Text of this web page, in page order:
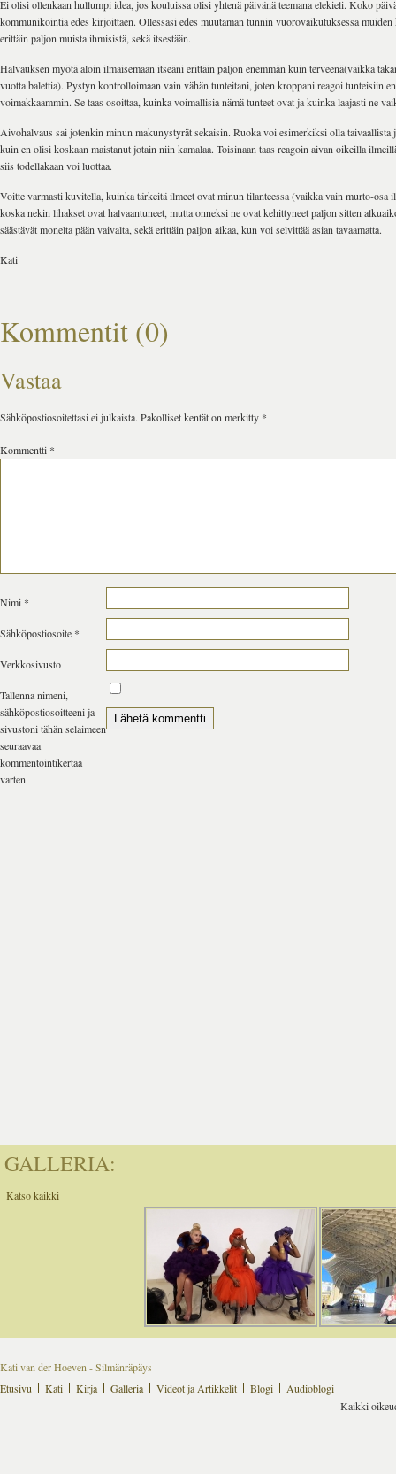
Ei olisi ollenkaan hullumpi idea, jos kouluissa olisi yhtenä päivänä teemana elekieli. Koko
kommunikointia edes kirjoittaen. Ollessasi edes muutaman tunnin vuorovaikutuksessa
erittäin paljon muista ihmisistä, sekä itsestään.
Halvauksen myötä aloin ilmaisemaan itseäni erittäin paljon enemmän kuin terveenä(vaikka
vuotta balettia). Pystyn kontrolloimaan vain vähän tunteitani, joten kroppani reagoi tunteisiin
voimakkaammin. Se taas osoittaa, kuinka voimallisia nämä tunteet ovat ja kuinka laajasti ne
Aivohalvaus sai jotenkin minun makunystyrät sekaisin. Ruoka voi esimerkiksi olla taivaallista
kuin en olisi koskaan maistanut jotain niin kamalaa. Toisinaan taas reagoin aivan oikeilla
siis todellakaan voi luottaa.
Voitte varmasti kuvitella, kuinka tärkeitä ilmeet ovat minun tilanteessa (vaikka vain murto-osa
koska nekin lihakset ovat halvaantuneet, mutta onneksi ne ovat kehittyneet paljon sitten
säästävät monelta pään vaivalta, sekä erittäin paljon aikaa, kun voi selvittää asian tavaamatta.
Kati
Kommentit (0)
Vastaa
Sähköpostiosoitettasi ei julkaista. Pakolliset kentät on merkitty *
Kommentti *
Nimi *
Sähköpostiosoite *
Verkkosivusto
Tallenna nimeni,
sähköpostiosoitteeni ja
sivustoni tähän selaimeen
seuraavaa
kommentointikertaa
varten.
GALLERIA:
Katso kaikki
Kati van der Hoeven - Silmänräpäys
Etusivu
Kati Kirja Galleria Videot ja Artikkelit Blogi
Audioblogi
Kaikki